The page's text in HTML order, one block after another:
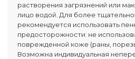
растворения загрязнений или
лицо водой. Для более
рекомендуется использовать
предосторожности: не
поврежденной коже (раны,
Возможна индивидуальная